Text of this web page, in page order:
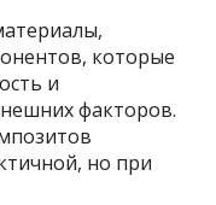
которые
и
факторов.
но при